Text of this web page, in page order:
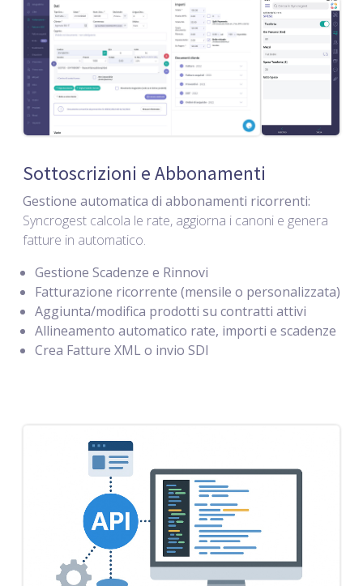
Sottoscrizioni e Abbonamenti
Gestione automatica di abbonamenti ricorrenti:
Syncrogest calcola le rate, aggiorna i canoni e genera
fatture in automatico.
Gestione Scadenze e Rinnovi
Fatturazione ricorrente (mensile o personalizzata)
Aggiunta/modifica prodotti su contratti attivi
Allineamento automatico rate, importi e scadenze
Crea Fatture XML o invio SDI